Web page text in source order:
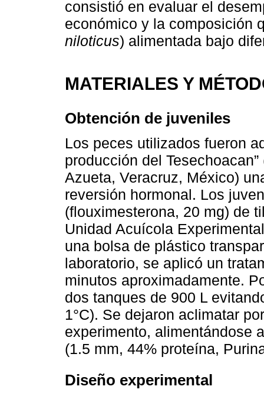
consistió en evaluar el
económico y la composición
niloticus) alimentada bajo
MATERIALES Y
Obtención de juveniles
Los peces utilizados fueron
producción del
Azueta, Veracruz, México)
reversión hormonal. Los
(flouximesterona, 20 mg) de
Unidad Acuícola
una bolsa de plástico
laboratorio, se aplicó un
minutos aproximadamente.
dos tanques de 900 L
1°C). Se dejaron aclimatar
experimento, alimentándose
(1.5 mm, 44% proteína,
Diseño experimental